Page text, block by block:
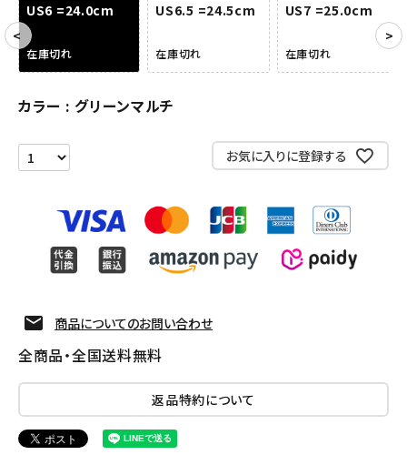
ACCOUNT MENU
ようこそ ゲスト 様
meeting_room ログイン person
US6 =24.0cm
在庫切れ
US6.5 =24.5cm
在庫切れ
US7 =25.0cm
在庫切れ
カラー グリーンマルチ
お気に入りに登録する
商品についてのお問い合わせ
全商品・全国送料無料
返品特約について